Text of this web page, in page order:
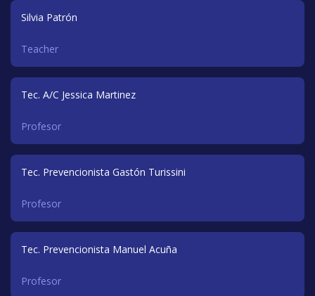
Silvia Patrón
Teacher
Tec. A/C Jessica Martinez
Profesor
Tec. Prevencionista Gastón Turissini
Profesor
Tec. Prevencionista Manuel Acuña
Profesor